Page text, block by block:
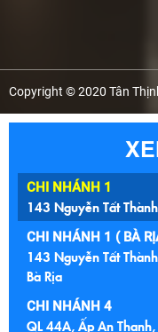
Copyright © 2020 Tân
CHI NHÁNH 1
143 Nguyễn Tất
CHI NHÁNH 1 ( BÀ
143 Nguyễn Tất
Bà Rịa
CHI NHÁNH 4
QL 44A, Ấp An